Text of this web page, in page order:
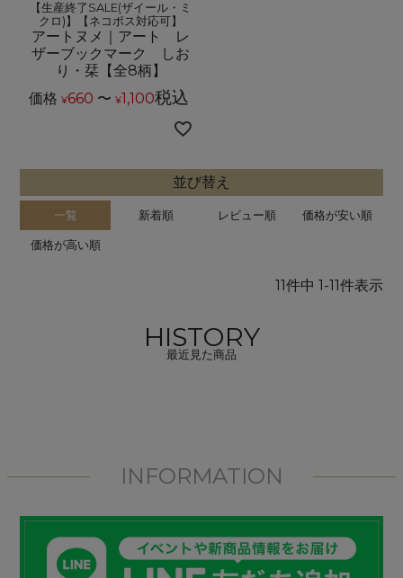
【生産終了SALE(ザイール・ミ
クロ)】【ネコポス対応可】
アートヌメ｜アート レ
ザーブックマーク しお
り・栞【全8柄】
価格 ¥660 〜 ¥1,100税込
並び替え
一覧 新着順 レビュー順 価格が安い順
価格が高い順
11件中 1-11件表示
HISTORY
最近見た商品
INFORMATION